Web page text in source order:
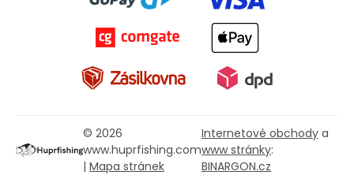
© 2026
www.huprfishing.com
| Mapa stránek
Internetové obchody a
www stránky:
BINARGON.cz